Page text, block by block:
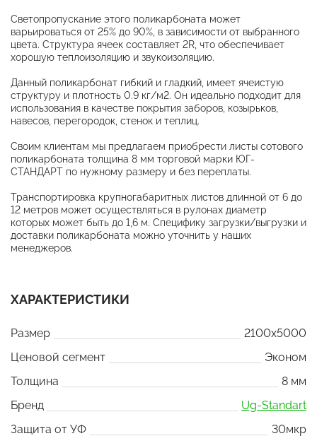
Светопропускание этого поликарбоната может
варьироваться от 25% до 90%, в зависимости от выбранного
цвета. Структура ячеек составляет 2R, что обеспечивает
хорошую теплоизоляцию и звукоизоляцию.
Данный поликарбонат гибкий и гладкий, имеет ячеистую
структуру и плотность 0.9 кг/м2. Он идеально подходит для
использования в качестве покрытия заборов, козырьков,
навесов, перегородок, стенок и теплиц.
Своим клиентам мы предлагаем приобрести листы сотового
поликарбоната толщина 8 мм торговой марки ЮГ-
СТАНДАРТ по нужному размеру и без переплаты.
Транспортировка крупногабаритных листов длинной от 6 до
12 метров может осуществляться в рулонах диаметр
которых может быть до 1,6 м. Специфику загрузки/выгрузки и
доставки поликарбоната можно уточнить у наших
менеджеров.
ХАРАКТЕРИСТИКИ
Размер
2100x5000
Ценовой сегмент
Эконом
Толщина
8 мм
Бренд
Ug-Standart
Защита от УФ
30мкр